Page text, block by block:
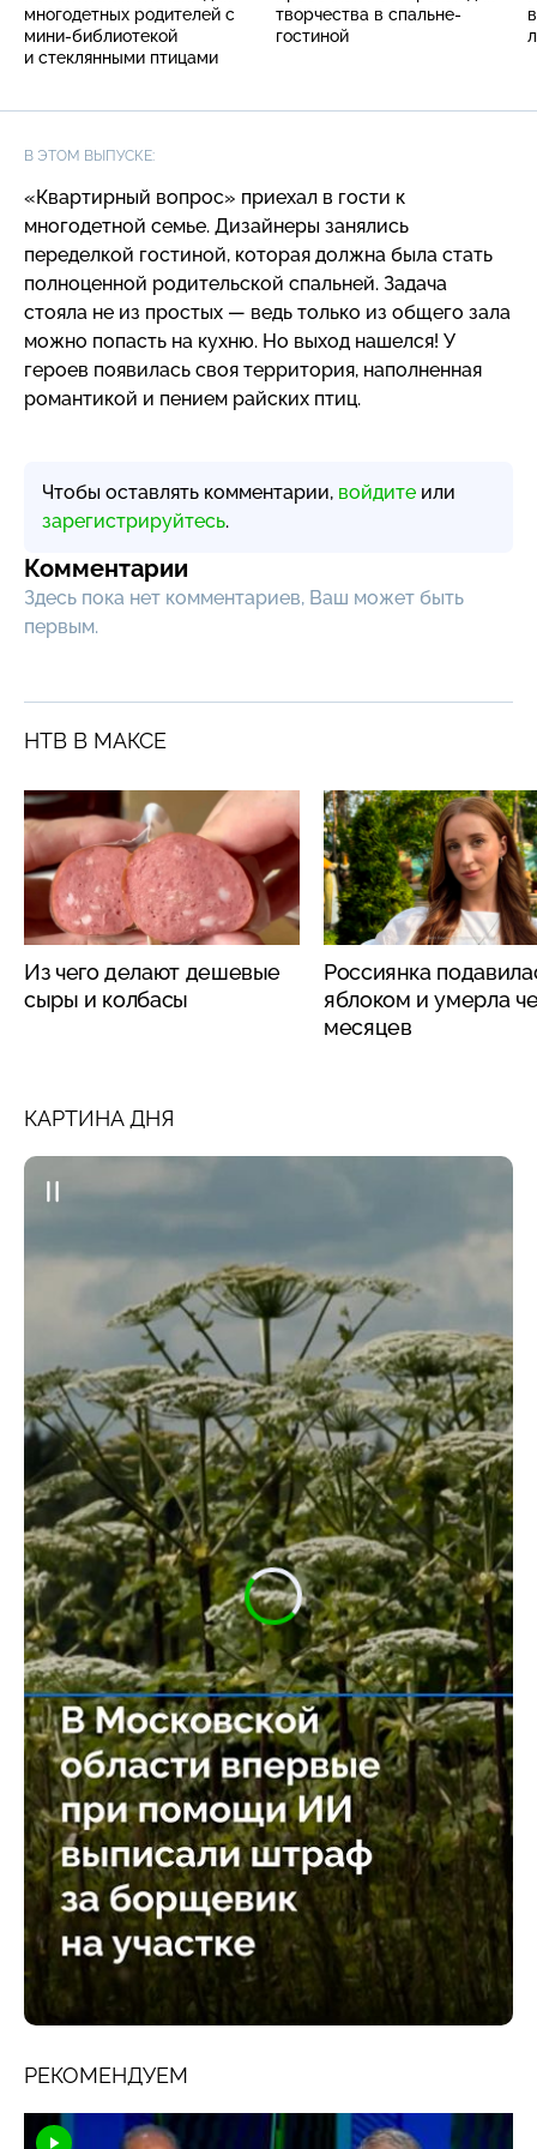
многодетных родителей с
мини-библиотекой
и стеклянными птицами
творчества в спальне-
гостиной
В ЭТОМ ВЫПУСКЕ:
«Квартирный вопрос» приехал в гости к
многодетной семье. Дизайнеры занялись
переделкой гостиной, которая должна была стать
полноценной родительской спальней. Задача
стояла не из простых — ведь только из общего зала
можно попасть на кухню. Но выход нашелся! У
героев появилась своя территория, наполненная
романтикой и пением райских птиц.
Чтобы оставлять комментарии, войдите или
зарегистрируйтесь.
Комментарии
Здесь пока нет комментариев, Ваш может быть
первым.
НТВ В МАКСЕ
Из чего делают дешевые
сыры и колбасы
Россиянка
яблоком и умерла
месяцев
КАРТИНА ДНЯ
РЕКОМЕНДУЕМ